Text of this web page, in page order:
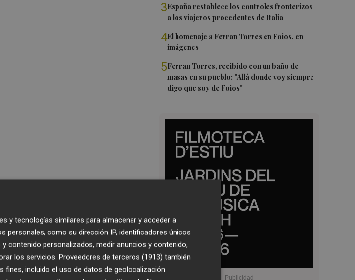
3España restablece los controles fronterizos
a los viajeros procedentes de Italia
4El homenaje a Ferran Torres en Foios, en
imágenes
5Ferran Torres, recibido con un baño de
masas en su pueblo: "Allá donde voy siempre
digo que soy de Foios"
y tecnologías similares para almacenar y acceder a
personales, como su dirección IP, identificadores únicos
contenido personalizados, medir anuncios y contenido,
los servicios. Proveedores de terceros (1913) también
incluido el uso de datos de geolocalización